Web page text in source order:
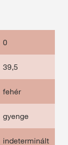
0
39,5
fehér
gyenge
indeterminált